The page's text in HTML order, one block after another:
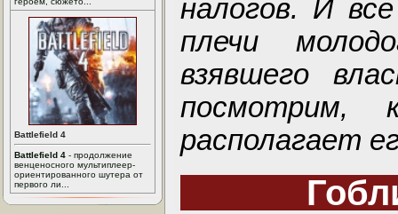
Battlefield 4
Battlefield 4 - продолжение
венценосного мультиплеер-
ориентированного шутера от
первого ли...
налогов. И
плечи
взявшего
посмотрим,
располагает